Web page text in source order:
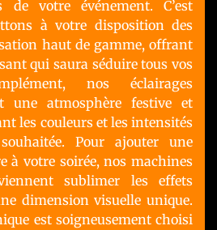
de votre événement. C’est
à votre disposition des
haut de gamme, offrant
qui saura séduire tous vos
nos éclairages
une atmosphère festive et
les couleurs et les intensités
Pour ajouter une
à votre soirée, nos machines
sublimer les effets
dimension visuelle unique.
est soigneusement choisi